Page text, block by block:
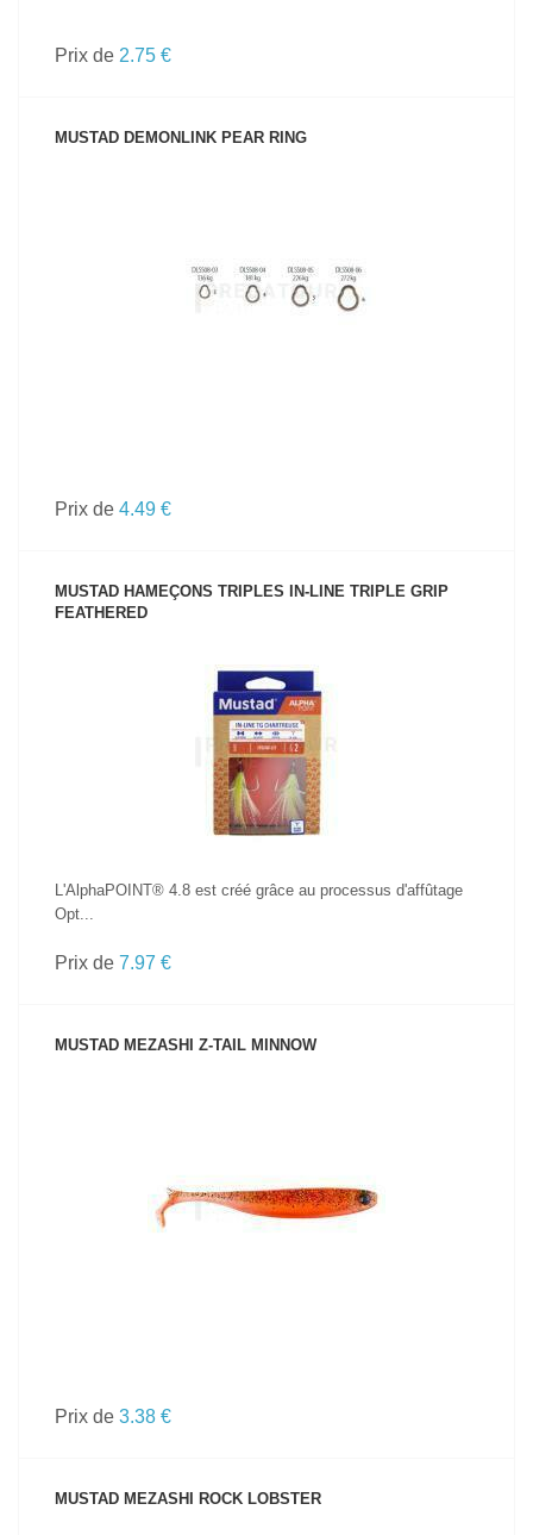
Prix de 2.75 €
MUSTAD DEMONLINK PEAR RING
Prix de 4.49 €
MUSTAD HAMEÇONS TRIPLES IN-LINE TRIPLE GRIP
FEATHERED
VOIR LE PRODUIT
L'AlphaPOINT® 4.8 est créé grâce au processus d'affûtage
Opt...
Prix de 7.97 €
MUSTAD MEZASHI Z-TAIL MINNOW
Prix de 3.38 €
MUSTAD MEZASHI ROCK LOBSTER